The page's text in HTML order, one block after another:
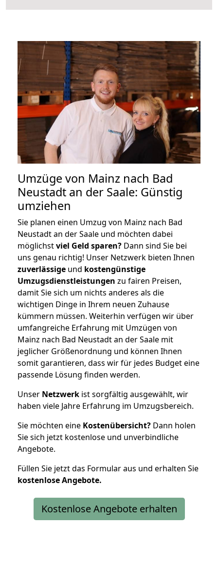
Umzüge von Mainz nach Bad
Neustadt an der Saale: Günstig
umziehen
Sie planen einen Umzug von Mainz nach Bad
Neustadt an der Saale und möchten dabei
möglichstviel Geld sparen? Dann sind Sie bei
uns genau richtig! Unser Netzwerk bieten Ihnen
zuverlässige und kostengünstige
Umzugsdienstleistungen zu fairen Preisen,
damit Sie sich um nichts anderes als die
wichtigen Dinge in Ihrem neuen Zuhause
kümmern müssen. Weiterhin verfügen wir über
umfangreiche Erfahrung mit Umzügen von
Mainz nach Bad Neustadt an der Saale mit
jeglicher Größenordnung und können Ihnen
somit garantieren, dass wir für jedes Budget eine
passende Lösung finden werden.
Unser Netzwerk ist sorgfältig ausgewählt, wir
haben viele Jahre Erfahrung im Umzugsbereich.
Sie möchten eine Kostenübersicht? Dann holen
Sie sich jetzt kostenlose und unverbindliche
Angebote.
Füllen Sie jetzt das Formular aus und erhalten Sie
kostenloseAngebote.
Kostenlose Angebote erhalten